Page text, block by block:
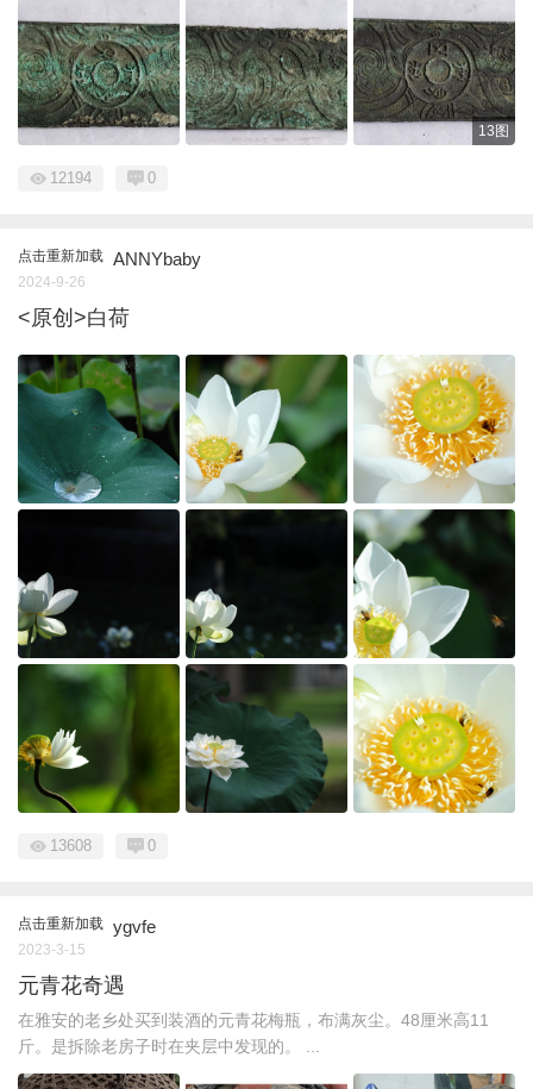
13图
12194 0
点击重新加载 ANNYbaby
2024-9-26
<原创>白荷
13608 0
点击重新加载 ygvfe
2023-3-15
元青花奇遇
在雅安的老乡处买到装酒的元青花梅瓶，布满灰尘。48厘米高11
斤。是拆除老房子时在夹层中发现的。 ...